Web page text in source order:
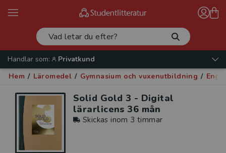
Handlar som:
Privatkund
Hem / Läromedel / Gymnasium och vuxenutbildning /
Solid Gold 3 - Digital
lärarlicens 36 mån
Skickas inom 3 timmar